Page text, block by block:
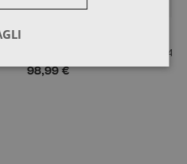
Comodino con cassetto 78x44
98,99 €